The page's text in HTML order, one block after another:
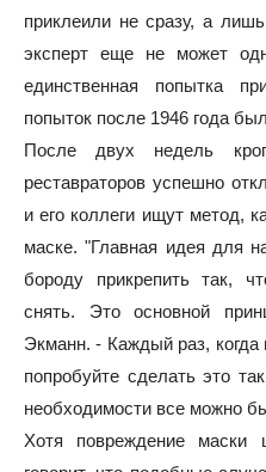
приклеили не сразу, а
эксперт еще не может
единственная попытка
попыток после 1946 года
После двух недель
реставраторов успешно
и его коллеги ищут метод,
маске. "Главная идея для
бороду прикрепить так,
снять. Это основной
Экманн. - Каждый раз,
попробуйте сделать это
необходимости все можно
Хотя повреждение маски